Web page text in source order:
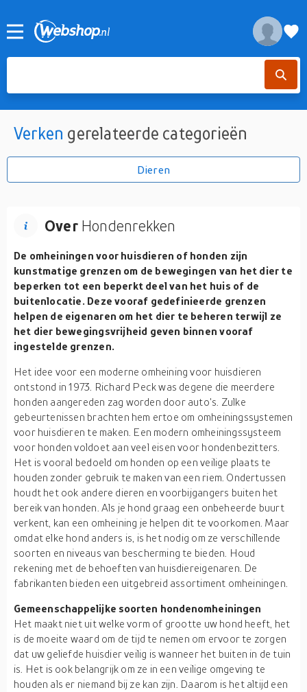
Verken gerelateerde categorieën
Dieren
OverHondenrekken
De omheiningen voor huisdieren of honden zijn
kunstmatige grenzen om de bewegingen van het dier te
beperken tot een beperkt deel van het huis of de
buitenlocatie. Deze vooraf gedefinieerde grenzen
helpen de eigenaren om het dier te beheren terwijl ze
het dier bewegingsvrijheid geven binnen vooraf
ingestelde grenzen.
Het idee voor een moderne omheining voor huisdieren
ontstond in 1973. Richard Peck was degene die meerdere
honden aangereden zag worden door auto's. Zulke
gebeurtenissen brachten hem ertoe om omheiningssystemen
voor huisdieren te maken. Een modern omheiningssysteem
voor honden voldoet aan veel eisen voor hondenbezitters.
Het is vooral bedoeld om honden op een veilige plaats te
houden zonder gebruik te maken van een riem. Ondertussen
houdt het ook andere dieren en voorbijgangers buiten het
bereik van honden. Als je hond graag een onbeheerde buurt
verkent, kan een omheining je helpen dit te voorkomen. Maar
omdat elke hond anders is, is het nodig om ze verschillende
soorten en niveaus van bescherming te bieden. Houd
rekening met de behoeften van huisdiereigenaren. De
fabrikanten bieden een uitgebreid assortiment omheiningen.
Gemeenschappelijke soorten hondenomheiningen
Het maakt niet uit welke vorm of grootte uw hond heeft, het
is de moeite waard om de tijd te nemen om ervoor te zorgen
dat uw geliefde huisdier veilig is wanneer het buiten in de tuin
is. Het is ook belangrijk om ze in een veilige omgeving te
houden als er niemand bij ze kan zijn. Daarom is het altijd een